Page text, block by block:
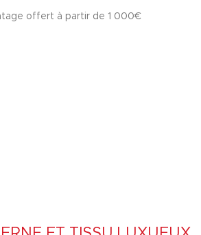
offert à partir de 1 000€